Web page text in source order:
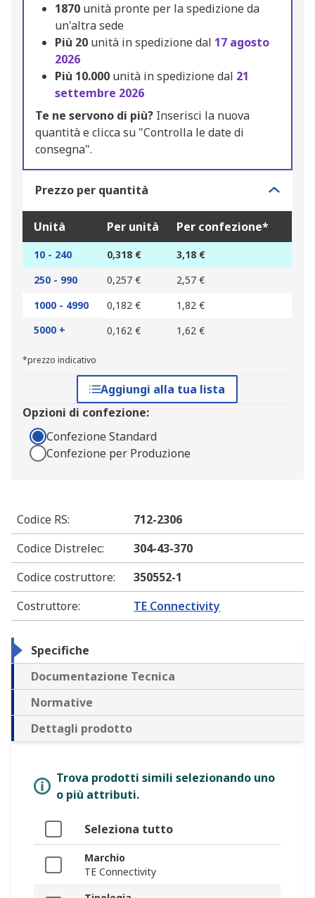
1870 unità pronte per la spedizione da
un'altra sede
Più 20 unità in spedizione dal 17 agosto
2026
Più 10.000 unità in spedizione dal 21
settembre 2026
Te ne servono di più? Inserisci la nuova
quantità e clicca su "Controlla le date di
consegna".
Prezzo per quantità
Unità Per unità Per confezione*
10 - 240 0,318 €
3,18 €
250 - 990
0,257 €
2,57 €
1000 - 4990
0,182 €
1,82 €
5000 +
0,162 € 1,62 €
*prezzo indicativo
Aggiungi alla tua lista
Opzioni di confezione:
Confezione Standard
Confezione per Produzione
Codice RS:
712-2306
Codice Distrelec:
304-43-370
Codice costruttore:
350552-1
Costruttore: TE Connectivity
Specifiche
Documentazione Tecnica
Normative
Dettagli prodotto
Trova prodotti simili selezionando uno
o più attributi.
Seleziona tutto
Marchio
TE Connectivity